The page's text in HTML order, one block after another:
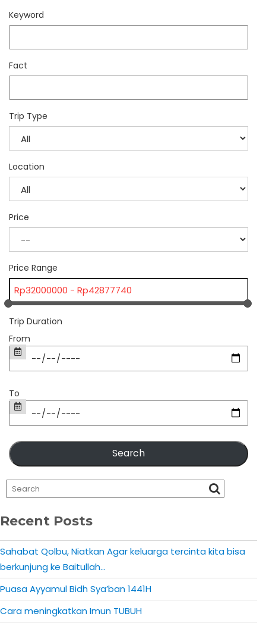
Keyword
Fact
Trip Type
Location
Price
Price Range
Trip Duration
From
To
Recent Posts
Sahabat Qolbu, Niatkan Agar keluarga tercinta kita bisa
berkunjung ke Baitullah…
Puasa Ayyamul Bidh Sya’ban 1441H
Cara meningkatkan Imun TUBUH